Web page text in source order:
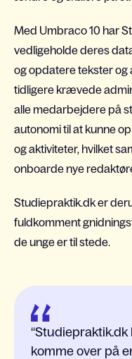
Med Umbraco 10 har
vedligeholde deres
og opdatere tekster og
tidligere krævede
alle medarbejdere på
autonomi til at kunne
og aktiviteter, hvilket
onboarde nye
Studiepraktik.dk er
fuldkomment
de unge er til stede.
Studiepraktik.dk
komme over på